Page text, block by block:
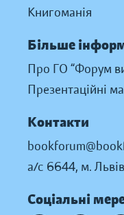
Книгоманія
Більше
Про ГО “Форум
Презентаційні
Контакти
а/с 6644, м.
Соціальні